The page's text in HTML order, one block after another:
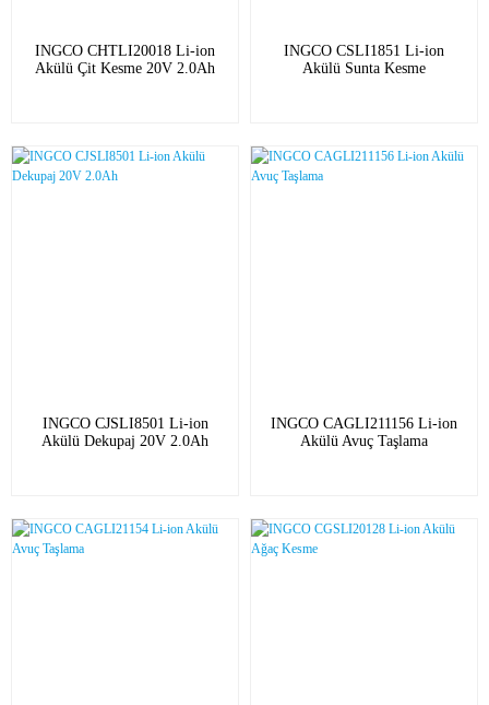
INGCO CHTLI20018 Li-ion
Akülü Çit Kesme 20V 2.0Ah
INGCO CSLI1851 Li-ion
Akülü Sunta Kesme
INGCO CJSLI8501 Li-ion
Akülü Dekupaj 20V 2.0Ah
INGCO CAGLI211156 Li-ion
Akülü Avuç Taşlama